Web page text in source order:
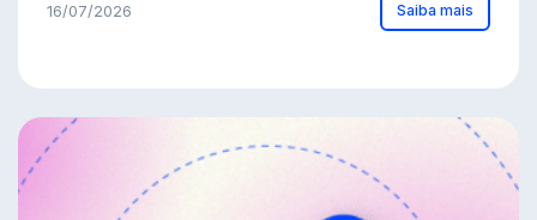
16/07/2026 Saiba mais